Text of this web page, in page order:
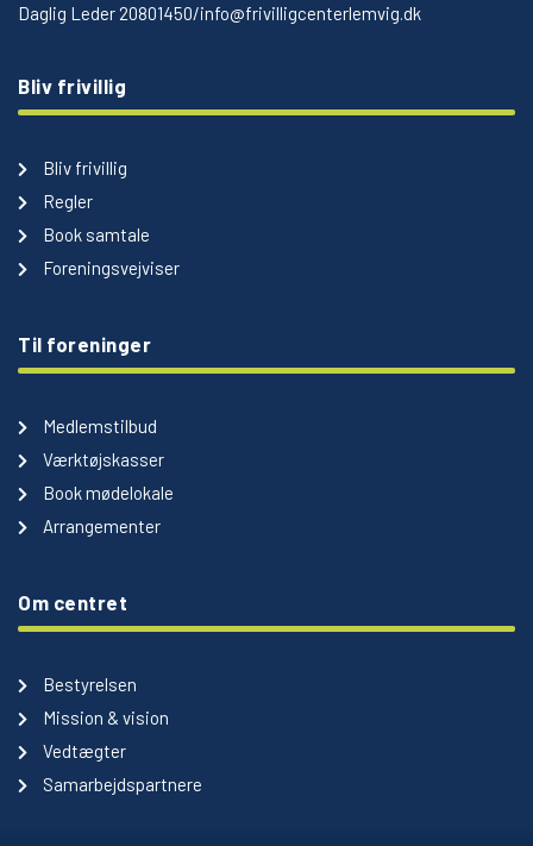
Daglig Leder 20801450/info@frivilligcenterlemvig.dk
Bliv frivillig
Bliv frivillig
Regler
Book samtale
Foreningsvejviser
Til foreninger
Medlemstilbud
Værktøjskasser
Book mødelokale
Arrangementer
Om centret
Bestyrelsen
Mission & vision
Vedtægter
Samarbejdspartnere